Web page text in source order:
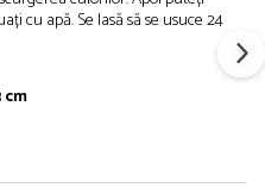
cu apă. Se lasă să se usuce 24
cm